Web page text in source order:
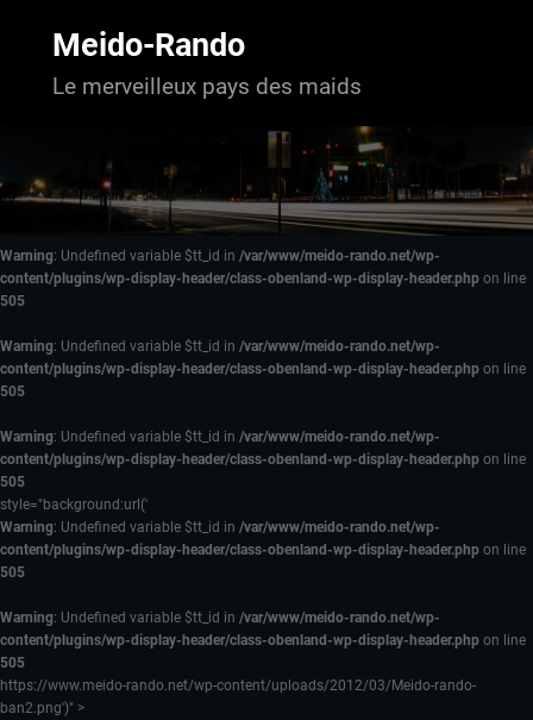
Meido-Rando
Le merveilleux pays des maids
Warning: Undefined variable $tt_id in /var/www/meido-rando.net/wp-
content/plugins/wp-display-header/class-obenland-wp-display-header.php on line
505
Warning: Undefined variable $tt_id in /var/www/meido-rando.net/wp-
content/plugins/wp-display-header/class-obenland-wp-display-header.php on line
505
Warning: Undefined variable $tt_id in /var/www/meido-rando.net/wp-
content/plugins/wp-display-header/class-obenland-wp-display-header.php on line
505
style="background:url('
Warning: Undefined variable $tt_id in /var/www/meido-rando.net/wp-
content/plugins/wp-display-header/class-obenland-wp-display-header.php on line
505
Warning: Undefined variable $tt_id in /var/www/meido-rando.net/wp-
content/plugins/wp-display-header/class-obenland-wp-display-header.php on line
505
https://www.meido-rando.net/wp-content/uploads/2012/03/Meido-rando-
ban2.png')" >